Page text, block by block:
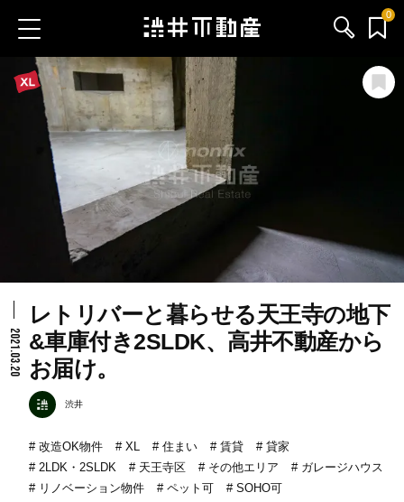
0
お気に入り物件
ブログ
サービス内容
会社情報
2021.03.20
レトリバーと暮らせる天王寺の地下
&車庫付き2SLDK、高井不動産から
お届け。
渋井
改造OK物件 XL 住まい 賃貸
貸家
2LDK・2SLDK
天王寺区 その他エリア
ガレージハウス
リノベーション物件
ペット可 SOHO可